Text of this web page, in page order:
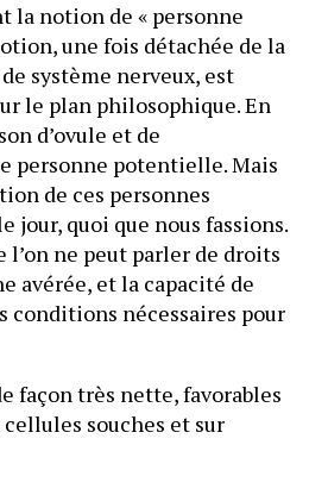
la notion de « personne
une fois détachée de la
système nerveux, est
le plan philosophique. En
d’ovule et de
personne potentielle. Mais
de ces personnes
quoi que nous fassions.
l’on ne peut parler de droits
avérée, et la capacité de
conditions nécessaires pour
façon très nette, favorables
souches et sur